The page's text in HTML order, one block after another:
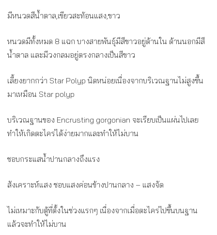
มีหนวดสีน้ำตาล,เขียวสะท้อนแสง,ขาว
หนวดมีทั้งหมด 8 แฉก บางสายพันธุ์มีสีขาวอยู่ด้านใน ด้านนอกมีสี
น้ำตาล และมีวงกลมอยู่ตรงกลางเป็นสีขาว
เลี้ยงยากกว่า Star Polyp นิดหน่อยเนื่องจากบริเวณฐานไม่สูงขึ้น
มาเหมือน Star polyp
บริเวณฐานของ Encrusting gorgonian จะเรียบเป็นแผ่นไปเลย
ทำให้เกิดตะไคร่ได้ง่ายมากและทำให้ไม่บาน
ชอบกระแสน้ำปานกลางถึงแรง
สังเคราะห์แสง ชอบแสงค่อนข้างปานกลาง – แสงจัด
ไม่เหมาะกับตู้ที่ตั้งในช่วงแรกๆ เนื่องจากเมื่อตะไคร่ไปขึ้นบนฐาน
แล้วจะทำให้ไม่บาน